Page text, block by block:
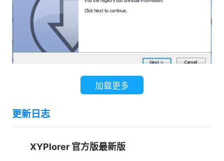
加载更多
更新日志
XYPlorer 官方版最新版